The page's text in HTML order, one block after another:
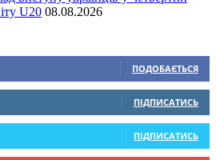
U20 08.08.2026
ПОДОБАЄТЬСЯ
ПІДПИСАТИСЬ
ПІДПИСАТИСЬ